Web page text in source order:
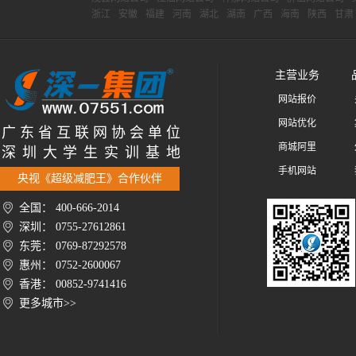
浙江
安徽 福建 河南 湖北 湖南 广西 海南 陕西 甘肃
广 东 省 互 联 网 协 会 单 位
深 圳 大 学 生 实 训 基 地
央视《超级减肥王》合作伙伴
全国： 400-666-2014
深圳： 0755-27612861
东莞： 0769-87292578
惠州： 0752-2600067
香港： 00852-9741416
更多城市>>
主营业务
网站报价
网站优化
商城阿里
手机网站